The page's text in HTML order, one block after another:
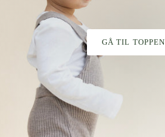
GÅ TIL TOPPEN